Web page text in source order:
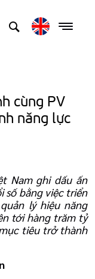
cùng PV
năng lực
Nam ghi dấu ấn
số bằng việc triển
lý hiệu năng
tới hàng trăm tỷ
tiêu trở thành